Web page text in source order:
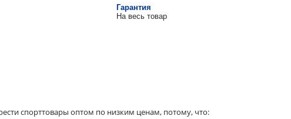
Гарантия
На весь товар
спорттовары оптом по низким ценам, потому, что: